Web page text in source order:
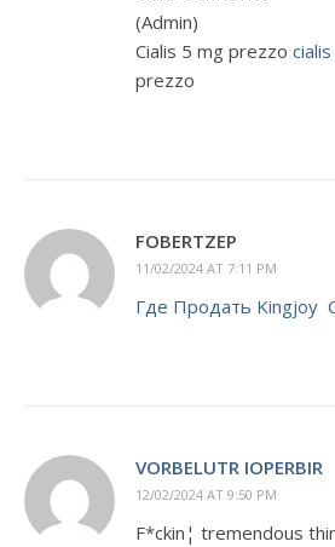
(Admin)
Cialis 5 mg prezzo
prezzo
FOBERTZEP
11/02/2024 AT 7:11 PM
Где Продать Kingjoy
VORBELUTR IOPERBIR
12/02/2024 AT 9:50 PM
F*ckin¦ tremendous